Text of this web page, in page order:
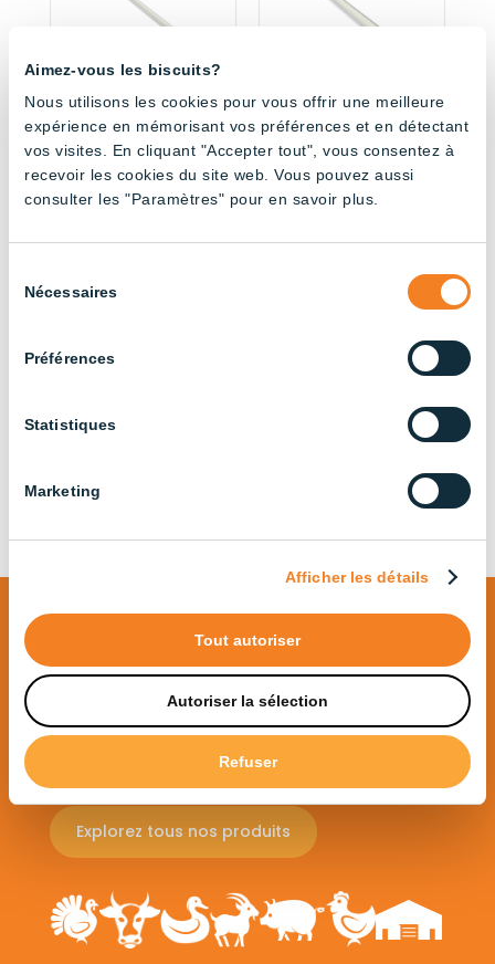
Aimez-vous les biscuits?
Nous utilisons les cookies pour vous offrir une meilleure
expérience en mémorisant vos préférences et en détectant
vos visites. En cliquant "Accepter tout", vous consentez à
recevoir les cookies du site web. Vous pouvez aussi
consulter les "Paramètres" pour en savoir plus.
duNécessaires
Préférences
Statistiques
Marketing
Afficher les détails
Tout autoriser
Autoriser la sélection
Refuser
Tube régulable
180cm – 4000K
Tube régulable
180cm – Full
Spectrum
Tube transversal
Des produits pour toutes les
industries,
sans compromis
Explorez tous nos produits